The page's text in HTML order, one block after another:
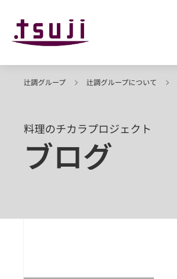
辻調グループ 辻調グループについて
料理のチカラプロジェクト
ブログ